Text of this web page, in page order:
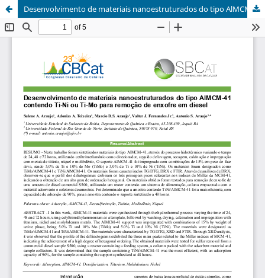
Desenvolvimento de materiais nanoestruturados do tipo AlMCM-41 contendo Ti-Ni ou Ti-Mo para remoção de enxofre em diesel